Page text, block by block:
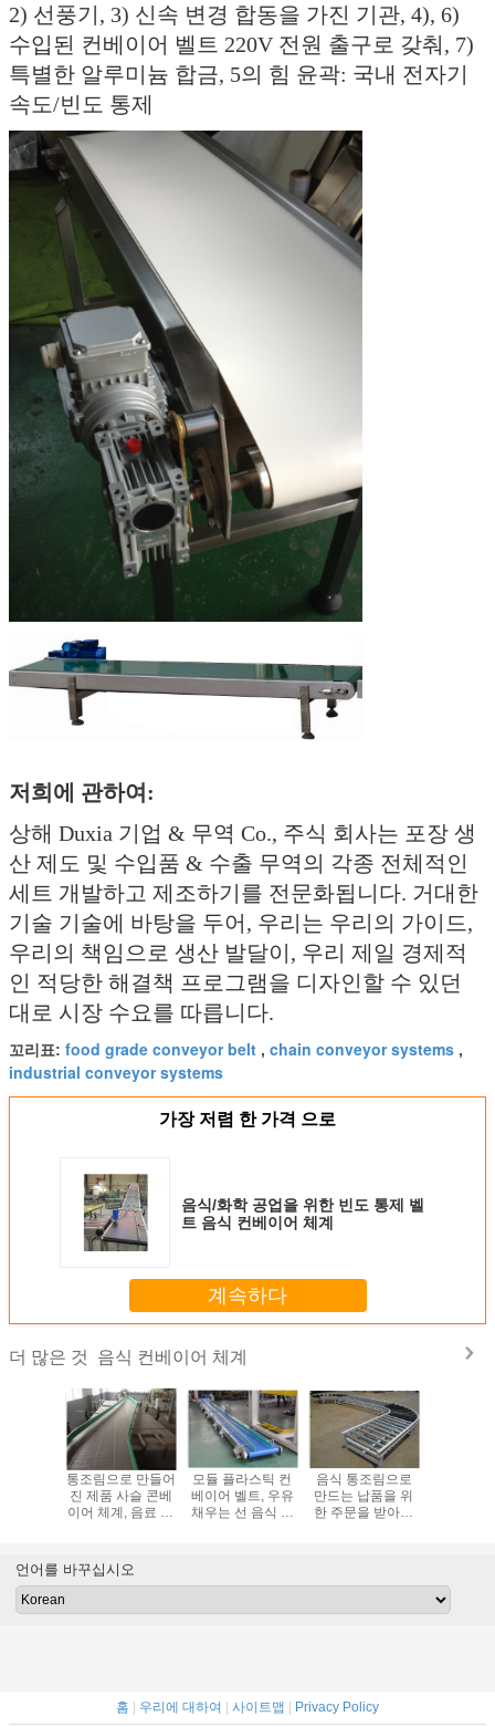
2) 선풍기, 3) 신속 변경 합동을 가진 기관, 4), 6)
수입된 컨베이어 벨트 220V 전원 출구로 갖춰, 7)
특별한 알루미늄 합금, 5의 힘 윤곽: 국내 전자기
속도/빈도 통제
저희에 관하여:
상해 Duxia 기업 & 무역 Co., 주식 회사는 포장 생
산 제도 및 수입품 & 수출 무역의 각종 전체적인
세트 개발하고 제조하기를 전문화됩니다. 거대한
기술 기술에 바탕을 두어, 우리는 우리의 가이드,
우리의 책임으로 생산 발달이, 우리 제일 경제적
인 적당한 해결책 프로그램을 디자인할 수 있던
대로 시장 수요를 따릅니다.
꼬리표: food grade conveyor belt , chain conveyor systems ,
industrial conveyor systems
가장 저렴 한 가격 으로
음식/화학 공업을 위한 빈도 통제 벨
트 음식 컨베이어 체계
계속하다
더 많은 것 음식 컨베이어 체계
통조림으로 만들어
진 제품 사슬 콘베
이어 체계, 음료 사
모듈 플라스틱 컨
베이어 벨트, 우유
채우는 선 음식 급
음식 통조림으로
만드는 납품을 위
한 주문을 받아서
언어를 바꾸십시오
홈 우리에 대하여 사이트맵 Privacy Policy